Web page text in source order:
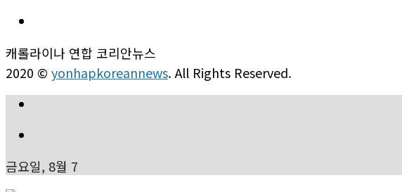
캐롤라이나 연합 코리안뉴스
2020 © yonhapkoreannews. All Rights Reserved.
금요일, 8월 7